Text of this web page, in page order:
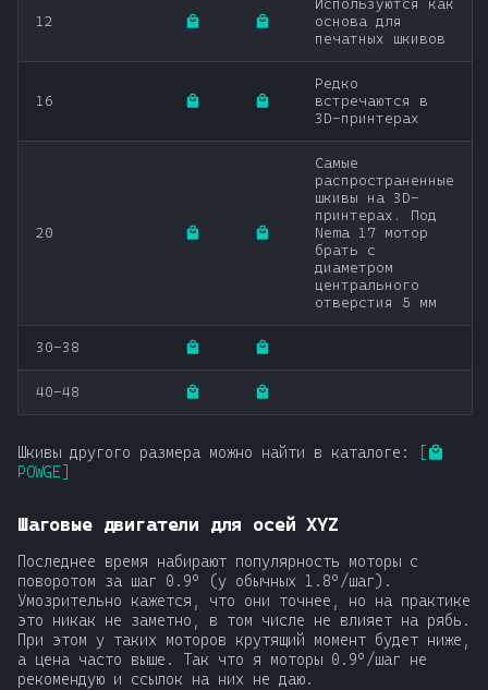
12
Используются как
основа для
печатных шкивов
16
Редко
встречаются в
3D-принтерах
20
Самые
распространенные
шкивы на 3D-
принтерах. Под
Nema 17 мотор
брать с
диаметром
центрального
отверстия 5 мм
30-38
40-48
Шкивы другого размера можно найти в каталоге:
POWGE]
Шаговые двигатели для осей XYZ
Последнее время набирают популярность моторы с
поворотом за шаг 0.9° (у обычных 1.8°/шаг).
Умозрительно кажется, что они точнее, но на практике
это никак не заметно, в том числе не влияет на рябь.
При этом у таких моторов крутящий момент будет ниже,
а цена часто выше. Так что я моторы 0.9°/шаг не
рекомендую и ссылок на них не даю.